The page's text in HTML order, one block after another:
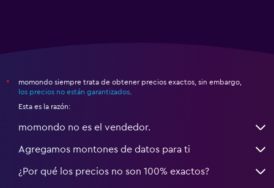
*
momondo siempre trata de obtener precios exactos, sin embargo,
los precios no están garantizados
Esta es la razón:
momondo no es el vendedor.
Agregamos montones de datos para ti
¿Por qué los precios no son 100% exactos?